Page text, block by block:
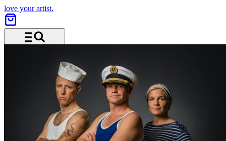
love your artist.